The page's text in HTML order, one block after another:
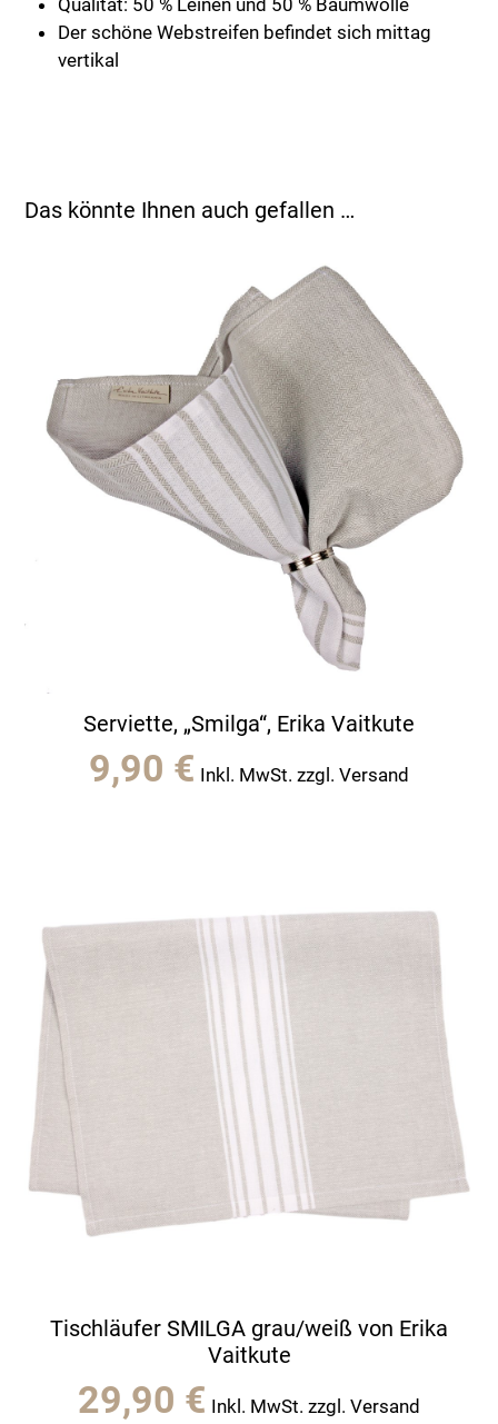
Qualität: 50 % Leinen und 50 % Baumwolle
Der schöne Webstreifen befindet sich mittag
vertikal
Das könnte Ihnen auch gefallen …
Serviette, „Smilga“, Erika Vaitkute
9,90 € Inkl. MwSt. zzgl. Versand
Tischläufer SMILGA grau/weiß von Erika
Vaitkute
29,90 € Inkl. MwSt. zzgl. Versand